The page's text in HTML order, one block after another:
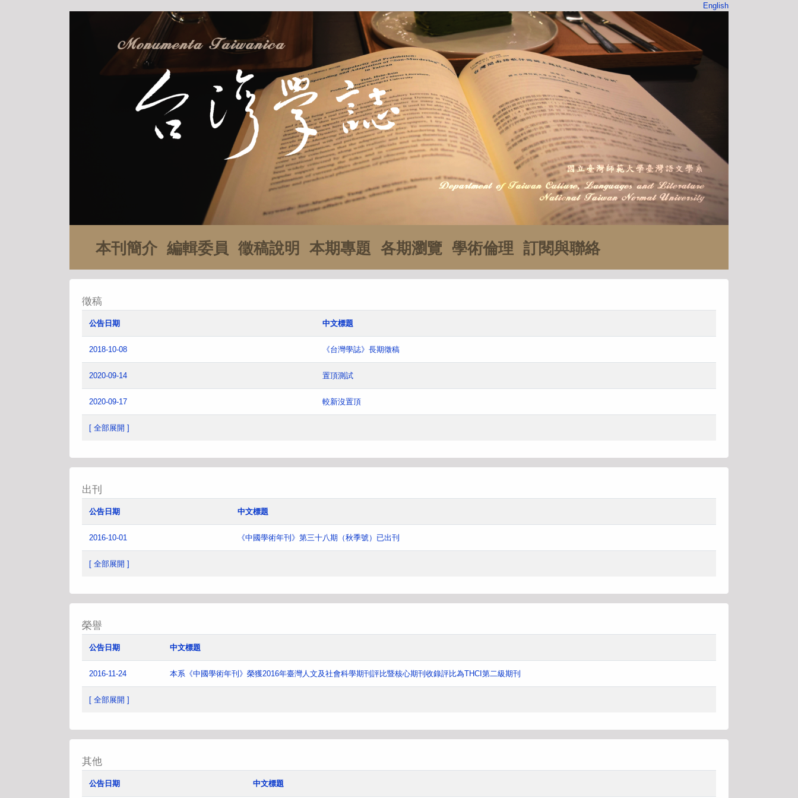
English
本刊簡介 編輯委員 徵稿說明 本期專題 各期瀏覽 學術倫理 訂閱與聯絡
徵稿
公告日期 中文標題
2018-10-08 《台灣學誌》長期徵稿
2020-09-14 置頂測試
2020-09-17 較新沒置頂
[ 全部展開 ]
出刊
公告日期 中文標題
2016-10-01 《中國學術年刊》第三十八期（秋季號）已出刊
[ 全部展開 ]
榮譽
公告日期 中文標題
2016-11-24 本系《中國學術年刊》榮獲2016年臺灣人文及社會科學期刊評比暨核心期刊收錄評比為THCI第二級期刊
[ 全部展開 ]
其他
公告日期 中文標題